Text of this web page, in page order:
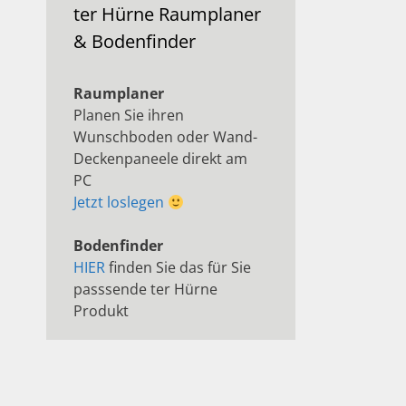
ter Hürne Raumplaner
& Bodenfinder
Raumplaner
Planen Sie ihren
Wunschboden oder Wand-
Deckenpaneele direkt am
PC
Jetzt loslegen
Bodenfinder
HIERfinden Sie das für Sie
passsende ter Hürne
Produkt